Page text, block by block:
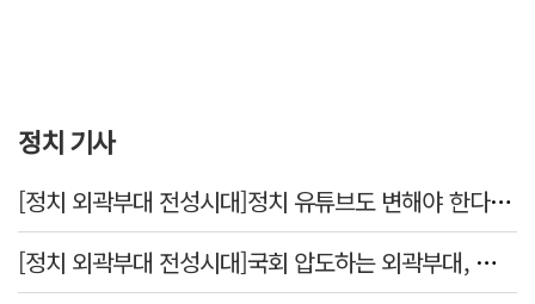
정치 기사
[정치 외곽부대 전성시대]정치 유튜브도 변해야 한다 "화합과 존중"
[정치 외곽부대 전성시대]국회 압도하는 외곽부대, 목소리 왜 커지나?